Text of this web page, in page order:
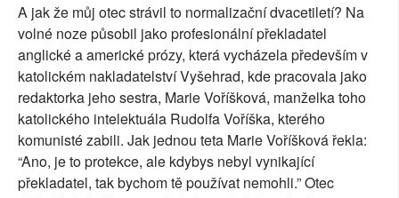
A jak že můj otec strávil to normalizační dvacetiletí? Na
volné noze působil jako profesionální překladatel
anglické a americké prózy, která vycházela především v
katolickém nakladatelství Vyšehrad, kde pracovala jako
redaktorka jeho sestra, Marie Voříšková, manželka toho
katolického intelektuála Rudolfa Voříška, kterého
komunisté zabili. Jak jednou teta Marie Voříšková řekla:
“Ano, je to protekce, ale kdybys nebyl vynikající
překladatel, tak bychom tě používat nemohli.” Otec